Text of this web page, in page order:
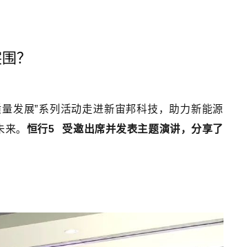
？
发展”系列活动走进新宙邦科技，助力新能源
。 恒行5
受邀出席并发表主题演讲，分享了